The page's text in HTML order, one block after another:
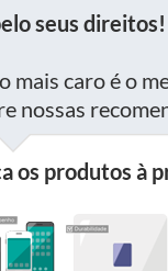
seus direitos!
mais caro é o
nossas
os produtos à